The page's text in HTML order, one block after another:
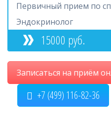
Первичный прием по
Эндокринолог
15000 руб.
Записаться на приём
+7 (499) 116-82-36